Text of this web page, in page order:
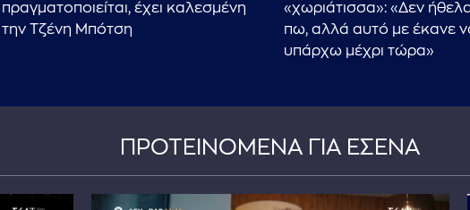
πραγματοποιείται, έχει καλεσμένη
την Τζένη Μπότση
«χωριάτισσα»: «Δεν
πω, αλλά αυτό με έκανε
υπάρχω μέχρι τώρα»
ΠΡΟΤΕΙΝΟΜΕΝΑ ΓΙΑ ΕΣΕΝΑ